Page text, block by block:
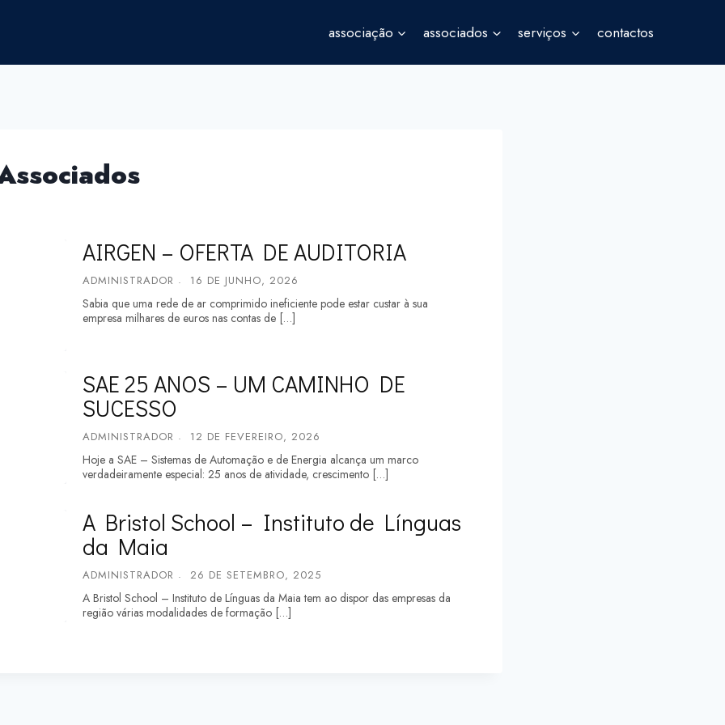
associação associados serviços contactos
AIRGEN – OFERTA DE AUDITORIA
ADMINISTRADOR 16 DE JUNHO, 2026
Sabia que uma rede de ar comprimido ineficiente pode estar custar à sua
empresa milhares de euros nas contas de […]
SAE 25 ANOS – UM CAMINHO DE
SUCESSO
ADMINISTRADOR 12 DE FEVEREIRO, 2026
Hoje a SAE – Sistemas de Automação e de Energia alcança um marco
verdadeiramente especial: 25 anos de atividade, crescimento […]
A Bristol School – Instituto de Línguas
da Maia
ADMINISTRADOR 26 DE SETEMBRO, 2025
A Bristol School – Instituto de Línguas da Maia tem ao dispor das empresas da
região várias modalidades de formação […]